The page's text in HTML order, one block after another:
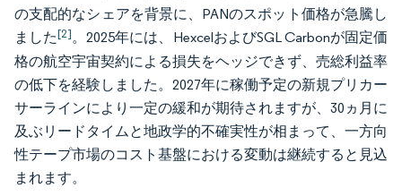
の支配的なシェアを背景に、PANのスポット価格が急騰し
ました[2]。2025年には、HexcelおよびSGL Carbonが固定価
格の航空宇宙契約による損失をヘッジできず、売総利益率
の低下を経験しました。2027年に稼働予定の新規プリカー
サーラインにより一定の緩和が期待されますが、30ヵ月に
及ぶリードタイムと地政学的不確実性が相まって、一方向
性テープ市場のコスト基盤における変動は継続すると見込
まれます。